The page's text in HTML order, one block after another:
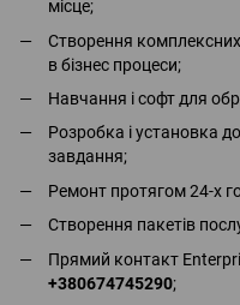
місце;
Створення комплексних
в бізнес процеси;
Навчання і софт для
Розробка і установка
завдання;
Ремонт протягом 24-х
Створення пакетів
Прямий контакт
+380674745290;